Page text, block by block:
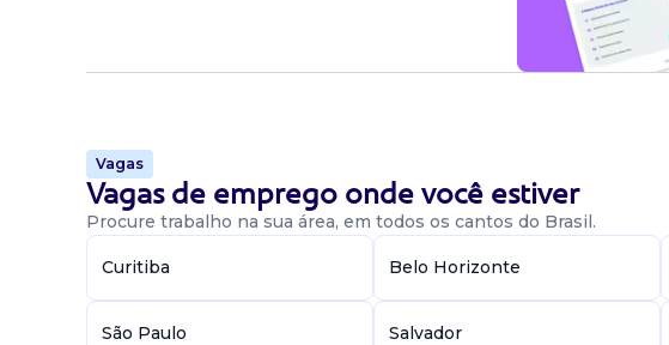
Vagas
Vagas de emprego onde você estiver
Procure trabalho na sua área, em todos os cantos do Brasil.
Curitiba Belo Horizonte
São Paulo Salvador